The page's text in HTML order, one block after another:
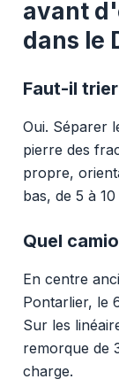
avant
dans le
Faut-il
Oui. Séparer
pierre des
propre,
bas, de 5 à
Quel
En centre
Pontarlier, le
Sur les
remorque de
charge.